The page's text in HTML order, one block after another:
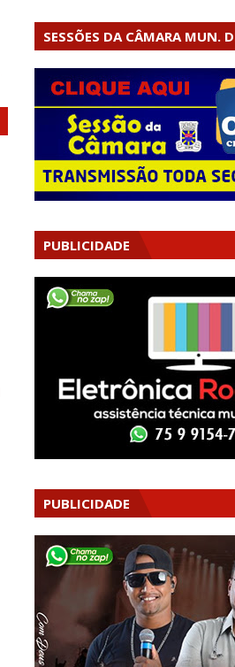
SESSÕES DA CÂMARA MUN.
PUBLICIDADE
PUBLICIDADE